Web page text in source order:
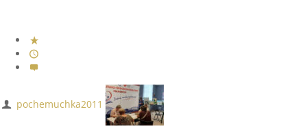
pochemuchka2011